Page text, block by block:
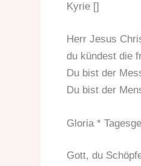
Kyrie []
Herr Jesus
du kündest die
Du bist der
Du bist der
Gloria *
Gott, du